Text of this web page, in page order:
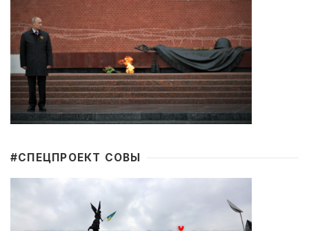
#CПЕЦПРОЕКТ СОВЫ